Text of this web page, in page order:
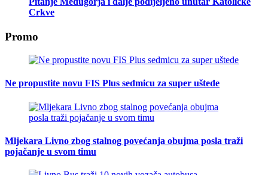
Crkve
Promo
Ne propustite novu FIS Plus sedmicu za super uštede
Mljekara Livno zbog stalnog povećanja obujma posla traži
pojačanje u svom timu